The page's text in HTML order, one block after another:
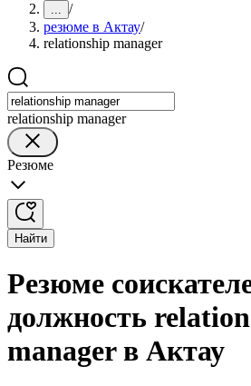
... /
резюме в Актау/
relationship manager
relationship manager
Резюме
Найти
Резюме
должность
manager в Актау